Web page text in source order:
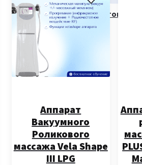
Все товары
Аппарат
Вакуумного
Роликового
массажа Vela Shape
III LPG